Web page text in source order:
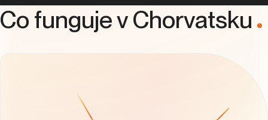
Co funguje v Chorvatsku
.